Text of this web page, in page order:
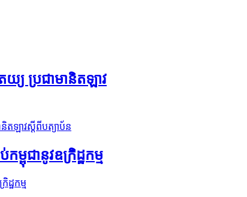
យ្យ ប្រជាមានិតឡាវ
តឡាវស្តីពីបត្យាប័ន
ពុជានូវឧក្រិដ្ឋកម្ម
ដ្ឋកម្ម